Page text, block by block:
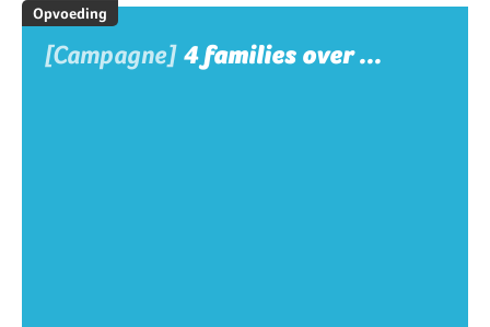
Opvoeding
[Campagne] 4 families over ...